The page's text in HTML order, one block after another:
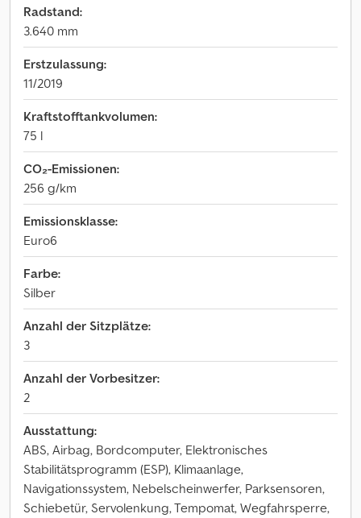
Radstand:
3.640 mm
Erstzulassung:
11/2019
Kraftstofftankvolumen:
75 l
CO₂-Emissionen:
256 g/km
Emissionsklasse:
Euro6
Farbe:
Silber
Anzahl der Sitzplätze:
3
Anzahl der Vorbesitzer:
2
Ausstattung:
ABS, Airbag, Bordcomputer, Elektronisches
Stabilitätsprogramm (ESP), Klimaanlage,
Navigationssystem, Nebelscheinwerfer, Parksensoren,
Schiebetür, Servolenkung, Tempomat, Wegfahrsperre,